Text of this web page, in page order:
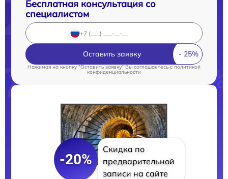
Бесплатная консультация со
специалистом
Оставить заявку
Нажимая на кнопку "Оставить заявку" Вы соглашаетесь cполитикой
конфиденциальности
-20%
Скидка по
предварительной
записи на сайте